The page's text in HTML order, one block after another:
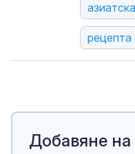
рецепта
Добавяне